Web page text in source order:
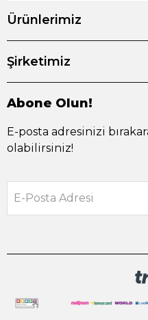
Ürünlerimiz
Şirketimiz
Abone Olun!
E-posta adresinizi
olabilirsiniz!
E-Posta Adresi